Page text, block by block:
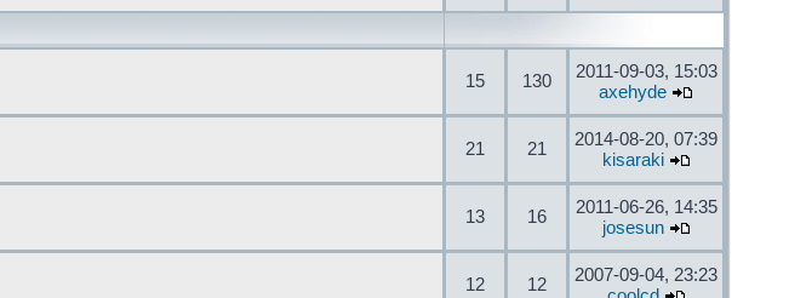
15 130
2011-09-03, 15:03
axehyde
21 21
2014-08-20, 07:39
kisaraki
13 16
2011-06-26, 14:35
josesun
12 12
2007-09-04, 23:23